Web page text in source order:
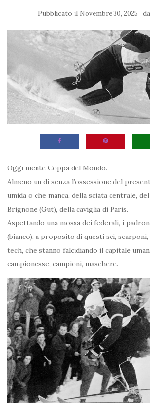
Pubblicato il Novembre 30, 2025 da
Oggi niente Coppa del Mondo.
Almeno un dì senza l’ossessione del
umida o che manca, della sciata centrale,
Brignone (Gut), della caviglia di Paris.
Aspettando una mossa dei federali, i
(bianco), a proposito di questi sci,
tech, che stanno falcidiando il capitale
campionesse, campioni, maschere.